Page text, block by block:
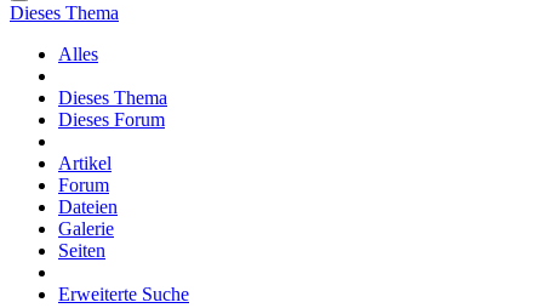
Dieses Thema
Alles
Dieses Thema
Dieses Forum
Artikel
Forum
Dateien
Galerie
Seiten
Erweiterte Suche